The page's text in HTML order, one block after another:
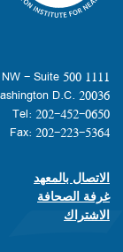
1111 19th Street NW - Suite 500
D.C. 20036
Tel: 202-452-0650
Fax: 202-223-5364
links
الاتصال بالمعهد
غرفة الصحافة
الاشتراك